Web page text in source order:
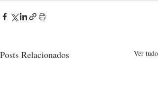
Posts Relacionados Ver tudo